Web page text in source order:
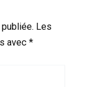
Les
avec *